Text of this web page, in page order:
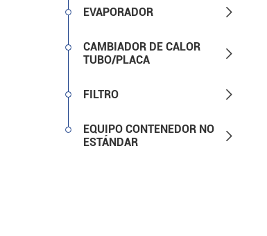
EVAPORADOR 
CAMBIADOR DE CALOR
TUBO/PLACA

FILTRO 
EQUIPO CONTENEDOR NO
ESTÁNDAR
